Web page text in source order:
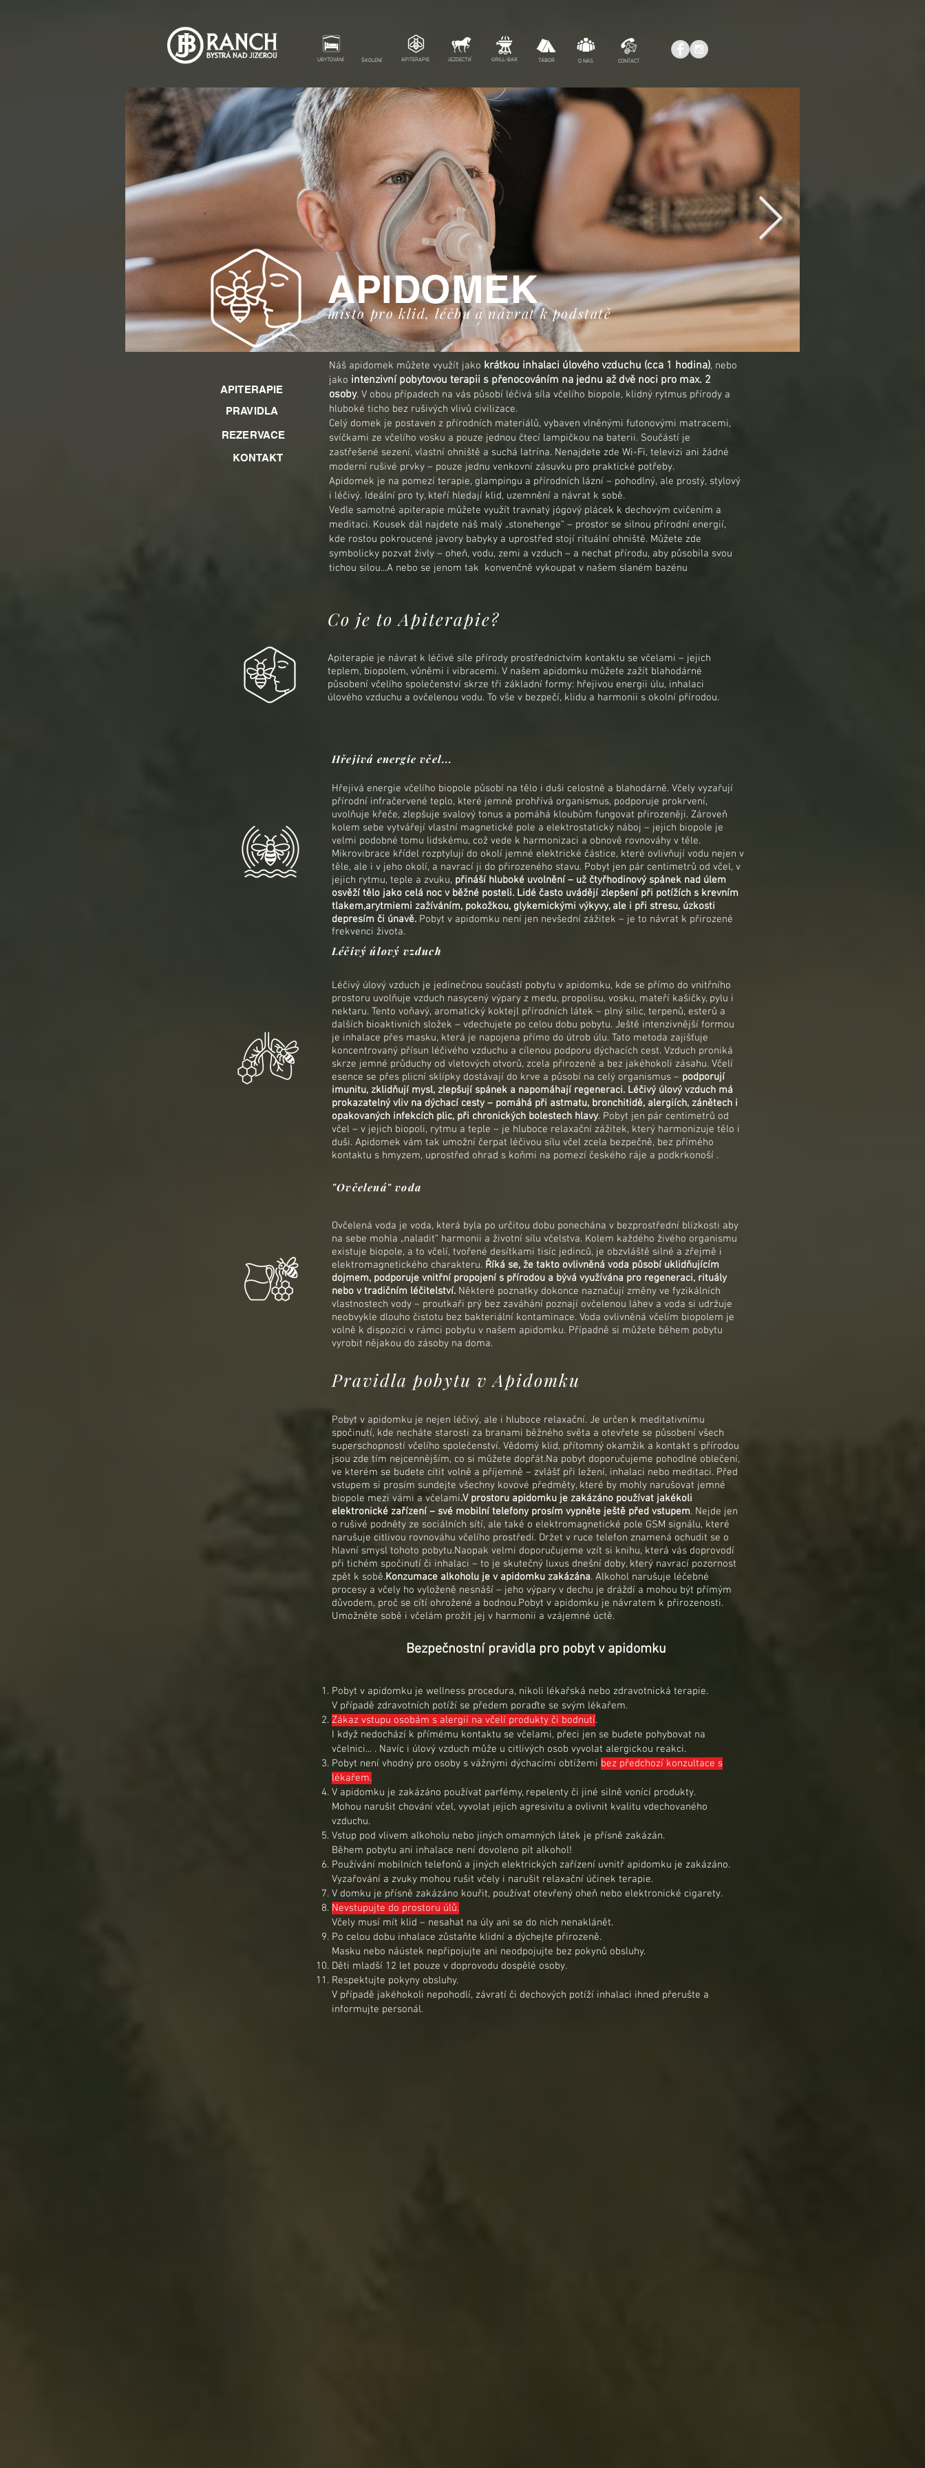
UBYTOVÁNÍ ŠKOLENÍ APITERAPIE JEZDECTVÍ GRILL-BAR TÁBOR O NÁS CONTACT
APITERAPIE
PRAVIDLA
REZERVACE
KONTAKT
Náš apidomek můžete využít jako krátkou inhalaci úlového vzduchu (cca 1 hodina), nebo
jako intenzivní pobytovou terapii s přenocováním na jednu až dvě noci pro max. 2
osoby. V obou případech na vás působí léčivá síla včelího biopole, klidný rytmus přírody a
hluboké ticho bez rušivých vlivů civilizace.
Celý domek je postaven z přírodních materiálů, vybaven vlněnými futonovými matracemi,
svíčkami ze včelího vosku a pouze jednou čtecí lampičkou na baterii. Součástí je
zastřešené sezení, vlastní ohniště a suchá latrína. Nenajdete zde Wi-Fi, televizi ani žádné
moderní rušivé prvky – pouze jednu venkovní zásuvku pro praktické potřeby.
Apidomek je na pomezí terapie, glampingu a přírodních lázní – pohodlný, ale prostý, stylový
i léčivý. Ideální pro ty, kteří hledají klid, uzemnění a návrat k sobě.
Vedle samotné apiterapie můžete využít travnatý jógový plácek k dechovým cvičením a
meditaci. Kousek dál najdete náš malý „stonehenge“ – prostor se silnou přírodní energií,
kde rostou pokroucené javory babyky a uprostřed stojí rituální ohniště. Můžete zde
symbolicky pozvat živly – oheň, vodu, zemi a vzduch – a nechat přírodu, aby působila svou
tichou silou...A nebo se jenom tak konvenčně vykoupat v našem slaném bazénu
Co je to Apiterapie?
Apiterapie je návrat k léčivé síle přírody prostřednictvím kontaktu se včelami – jejich
teplem, biopolem, vůněmi i vibracemi. V našem apidomku můžete zažít blahodárné
působení včelího společenství skrze tři základní formy: hřejivou energii úlu, inhalaci
úlového vzduchu a ovčelenou vodu. To vše v bezpečí, klidu a harmonii s okolní přírodou.
Hřejivá energie včel...
Hřejivá energie včelího biopole působí na tělo i duši celostně a blahodárně. Včely vyzařují
přírodní infračervené teplo, které jemně prohřívá organismus, podporuje prokrvení,
uvolňuje křeče, zlepšuje svalový tonus a pomáhá kloubům fungovat přirozeněji. Zároveň
kolem sebe vytvářejí vlastní magnetické pole a elektrostatický náboj – jejich biopole je
velmi podobné tomu lidskému, což vede k harmonizaci a obnově rovnováhy v těle.
Mikrovibrace křídel rozptylují do okolí jemné elektrické částice, které ovlivňují vodu nejen v
těle, ale i v jeho okolí, a navrací ji do přirozeného stavu. Pobyt jen pár centimetrů od včel, v
jejich rytmu, teple a zvuku, přináší hluboké uvolnění – už čtyřhodinový spánek nad úlem
osvěží tělo jako celá noc v běžné posteli. Lidé často uvádějí zlepšení při potížích s krevním
tlakem,arytmiemi zažíváním, pokožkou, glykemickými výkyvy, ale i při stresu, úzkosti
depresím či únavě. Pobyt v apidomku není jen nevšední zážitek – je to návrat k přirozené
frekvenci života.
Léčivý úlový vzduch
Léčivý úlový vzduch je jedinečnou součástí pobytu v apidomku, kde se přímo do vnitřního
prostoru uvolňuje vzduch nasycený výpary z medu, propolisu, vosku, mateří kašičky, pylu i
nektaru. Tento voňavý, aromatický koktejl přírodních látek – plný silic, terpenů, esterů a
dalších bioaktivních složek – vdechujete po celou dobu pobytu. Ještě intenzivnější formou
je inhalace přes masku, která je napojena přímo do útrob úlu. Tato metoda zajišťuje
koncentrovaný přísun léčivého vzduchu a cílenou podporu dýchacích cest. Vzduch proniká
skrze jemné průduchy od vletových otvorů, zcela přirozeně a bez jakéhokoli zásahu. Včelí
esence se přes plicní sklípky dostávají do krve a působí na celý organismus – podporují
imunitu, zklidňují mysl, zlepšují spánek a napomáhají regeneraci. Léčivý úlový vzduch má
prokazatelný vliv na dýchací cesty – pomáhá při astmatu, bronchitidě, alergiích, zánětech i
opakovaných infekcích plic, při chronických bolestech hlavy. Pobyt jen pár centimetrů od
včel – v jejich biopoli, rytmu a teple – je hluboce relaxační zážitek, který harmonizuje tělo i
duši. Apidomek vám tak umožní čerpat léčivou sílu včel zcela bezpečně, bez přímého
kontaktu s hmyzem, uprostřed ohrad s koňmi na pomezí českého ráje a podkrkonoší .
"Ovčelená" voda
Ovčelená voda je voda, která byla po určitou dobu ponechána v bezprostřední blízkosti aby
na sebe mohla „naladit“ harmonii a životní sílu včelstva. Kolem každého živého organismu
existuje biopole, a to včelí, tvořené desítkami tisíc jedinců, je obzvláště silné a zřejmě i
elektromagnetického charakteru. Říká se, že takto ovlivněná voda působí uklidňujícím
dojmem, podporuje vnitřní propojení s přírodou a bývá využívána pro regeneraci, rituály
nebo v tradičním léčitelství. Některé poznatky dokonce naznačují změny ve fyzikálních
vlastnostech vody – proutkaři prý bez zaváhání poznají ovčelenou láhev a voda si udržuje
neobvykle dlouho čistotu bez bakteriální kontaminace. Voda ovlivněná včelím biopolem je
volně k dispozici v rámci pobytu v našem apidomku. Případně si můžete během pobytu
vyrobit nějakou do zásoby na doma.
Pravidla pobytu v Apidomku
Pobyt v apidomku je nejen léčivý, ale i hluboce relaxační. Je určen k meditativnímu
spočinutí, kde necháte starosti za branami běžného světa a otevřete se působení všech
superschopností včelího společenství. Vědomý klid, přítomný okamžik a kontakt s přírodou
jsou zde tím nejcennějším, co si můžete dopřát.Na pobyt doporučujeme pohodlné oblečení,
ve kterém se budete cítit volně a příjemně – zvlášť při ležení, inhalaci nebo meditaci. Před
vstupem si prosím sundejte všechny kovové předměty, které by mohly narušovat jemné
biopole mezi vámi a včelami.V prostoru apidomku je zakázáno používat jakékoli
elektronické zařízení – své mobilní telefony prosím vypněte ještě před vstupem. Nejde jen
o rušivé podněty ze sociálních sítí, ale také o elektromagnetické pole GSM signálu, které
narušuje citlivou rovnováhu včelího prostředí. Držet v ruce telefon znamená ochudit se o
hlavní smysl tohoto pobytu.Naopak velmi doporučujeme vzít si knihu, která vás doprovodí
při tichém spočinutí či inhalaci – to je skutečný luxus dnešní doby, který navrací pozornost
zpět k sobě.Konzumace alkoholu je v apidomku zakázána. Alkohol narušuje léčebné
procesy a včely ho vyloženě nesnáší – jeho výpary v dechu je dráždí a mohou být přímým
důvodem, proč se cítí ohrožené a bodnou.Pobyt v apidomku je návratem k přirozenosti.
Umožněte sobě i včelám prožít jej v harmonii a vzájemné úctě.
Bezpečnostní pravidla pro pobyt v apidomku
Pobyt v apidomku je wellness procedura, nikoli lékařská nebo zdravotnická terapie.
V případě zdravotních potíží se předem poraďte se svým lékařem.
Zákaz vstupu osobám s alergií na včelí produkty či bodnutí.
I když nedochází k přímému kontaktu se včelami, přeci jen se budete pohybovat na
včelnici... . Navíc i úlový vzduch může u citlivých osob vyvolat alergickou reakci.
Pobyt není vhodný pro osoby s vážnými dýchacími obtížemi bez předchozí konzultace s
lékařem.
V apidomku je zakázáno používat parfémy, repelenty či jiné silně vonící produkty.
Mohou narušit chování včel, vyvolat jejich agresivitu a ovlivnit kvalitu vdechovaného
vzduchu.
Vstup pod vlivem alkoholu nebo jiných omamných látek je přísně zakázán.
Během pobytu ani inhalace není dovoleno pít alkohol!
Používání mobilních telefonů a jiných elektrických zařízení uvnitř apidomku je zakázáno.
Vyzařování a zvuky mohou rušit včely i narušit relaxační účinek terapie.
V domku je přísně zakázáno kouřit, používat otevřený oheň nebo elektronické cigarety.
Nevstupujte do prostoru úlů.
Včely musí mít klid – nesahat na úly ani se do nich nenaklánět.
Po celou dobu inhalace zůstaňte klidní a dýchejte přirozeně.
Masku nebo náústek nepřipojujte ani neodpojujte bez pokynů obsluhy.
Děti mladší 12 let pouze v doprovodu dospělé osoby.
Respektujte pokyny obsluhy.
V případě jakéhokoli nepohodlí, závratí či dechových potíží inhalaci ihned přerušte a
informujte personál.
APIDOMEK
místo pro klid, léčbu a návrat k podstatě